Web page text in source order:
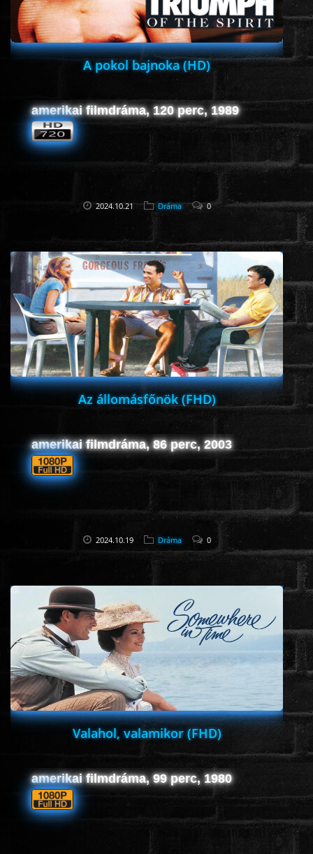
KARÁCSONYI FILMEK
PC-GAME
www.onlinefilmvilag2.eu,Copyright © 2017-2026 Az oldal nem tárol
semmilyen jogsértő tartalmat. Minden adat külső forrásból származik |
Frissítve: 2026.07.27|Fel ↑
A pokol bajnoka (HD)
amerikai filmdráma, 120 perc, 1989
2024.10.21 Dráma 0
Az állomásfőnök (FHD)
amerikai filmdráma, 86 perc, 2003
2024.10.19 Dráma 0
Valahol, valamikor (FHD)
amerikai filmdráma, 99 perc, 1980